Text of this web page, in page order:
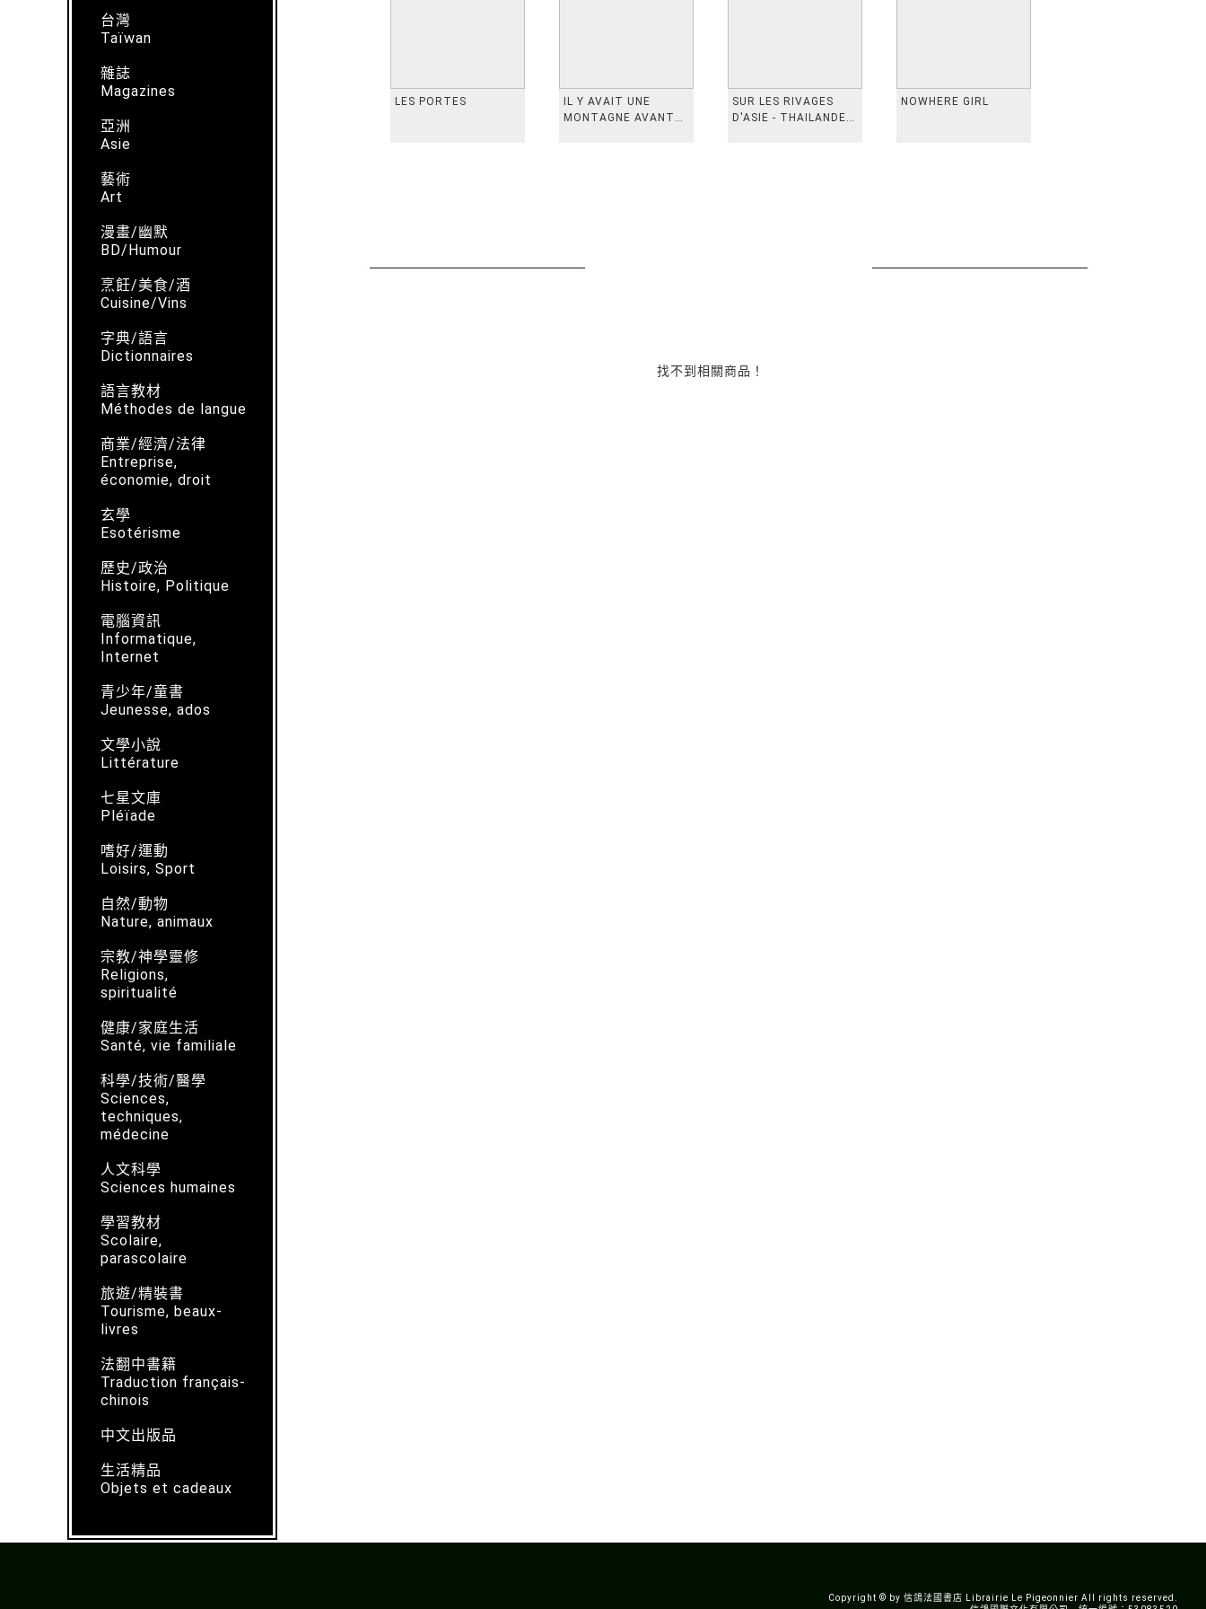
台灣
Taïwan
雜誌
Magazines
亞洲
Asie
藝術
Art
漫畫/幽默
BD/Humour
烹飪/美食/酒
Cuisine/Vins
字典/語言
Dictionnaires
語言教材
Méthodes de langue
商業/經濟/法律
Entreprise,
économie, droit
玄學
Esotérisme
歷史/政治
Histoire, Politique
電腦資訊
Informatique,
Internet
青少年/童書
Jeunesse, ados
文學小說
Littérature
七星文庫
Pléïade
嗜好/運動
Loisirs, Sport
自然/動物
Nature, animaux
宗教/神學靈修
Religions,
spiritualité
健康/家庭生活
Santé, vie familiale
科學/技術/醫學
Sciences,
techniques,
médecine
人文科學
Sciences humaines
學習教材
Scolaire,
parascolaire
旅遊/精裝書
Tourisme, beaux-
livres
法翻中書籍
Traduction français-
chinois
中文出版品
生活精品
Objets et cadeaux
LES PORTES
IL Y AVAIT UNE
MONTAGNE AVANT
SUR LES RIVAGES
D'ASIE - THAILANDE,
NOWHERE GIRL
找不到相關商品！
Copyright © by 信鴿法國書店 Librairie Le Pigeonnier All rights reserved.